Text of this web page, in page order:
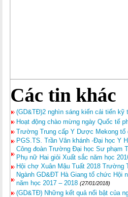
Các tin khác
(GD&TĐ)2 nghìn sáng kiến cải tiến kỹ
Hoạt động chào mừng ngày Quốc tế
Trường Trung cấp Y Dược Mekong
PGS.TS. Trần Vân khánh -Đại học Y
Công đoàn Trường Đại học Sư phạm
Phụ nữ Hai giỏi Xuất sắc năm học
Hội chợ Xuân Mậu Tuất 2018 Trường
Ngành GD&ĐT Hà Giang tổ chức
năm học 2017 – 2018 (27/01/2018)
(GD&TĐ) Những kết quả nổi bật của